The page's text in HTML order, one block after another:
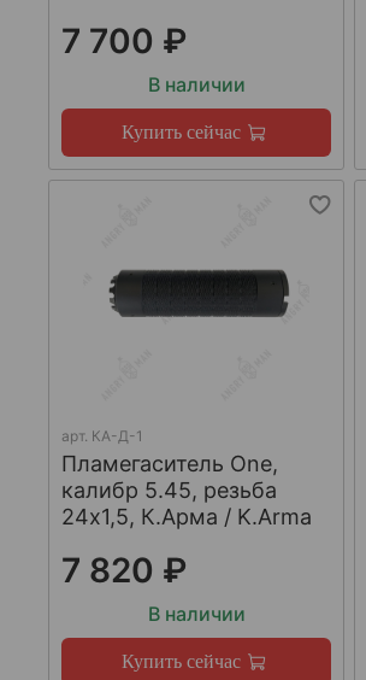
7 700 ₽
В наличии
Купить сейчас
арт. КА-Д-1
Пламегаситель One,
калибр 5.45, резьба
24х1,5, К.Арма / K.Arma
7 820 ₽
В наличии
Купить сейчас